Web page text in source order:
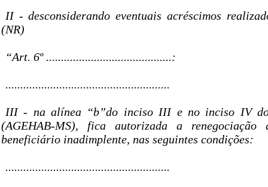
II - desconsiderando eventuais acréscimos
(NR)
“Art. 6º ..........................................:
.......................................................
III - na alínea “b”do inciso III e no inciso IV
(AGEHAB-MS), fica autorizada a
beneficiário inadimplente, nas seguintes condições:
.......................................................